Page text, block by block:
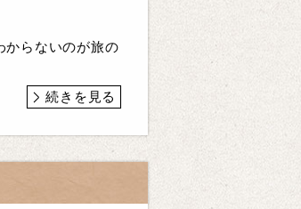
からないのが旅の
続きを見る